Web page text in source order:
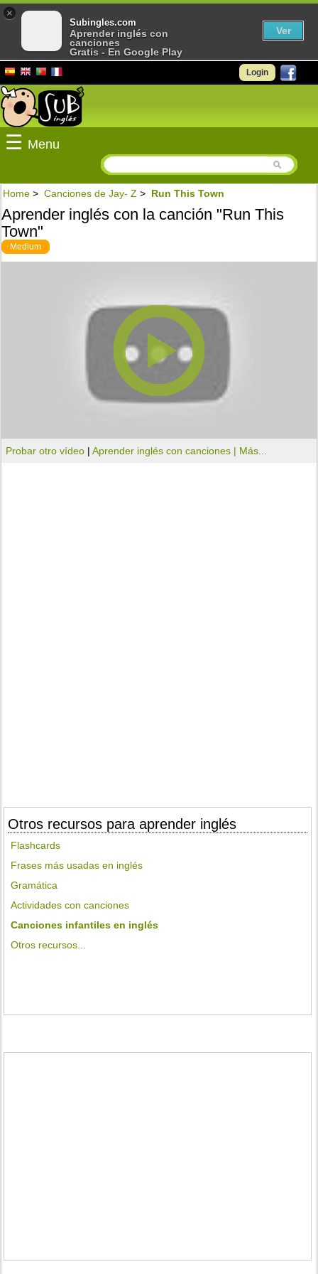
Login
☰ Menu
Home > Canciones de Jay- Z > Run This Town
Aprender inglés con la canción "Run This
Town"
Medium
Probar otro vídeo |Aprender inglés con canciones | Más...
Otros recursos para aprender inglés
Flashcards
Frases más usadas en inglés
Gramática
Actividades con canciones
Canciones infantiles en inglés
Otros recursos...
×
Subingles.com
Aprender inglés con
canciones
Gratis - En Google Play
Ver